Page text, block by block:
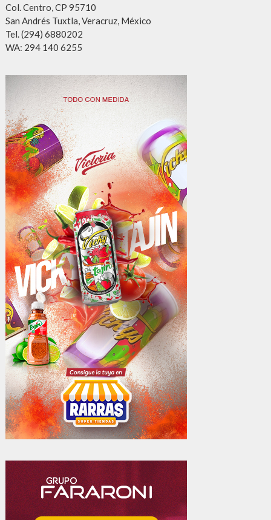
Col. Centro, CP 95710
San Andrés Tuxtla, Veracruz, México
Tel. (294) 6880202
WA: 294 140 6255